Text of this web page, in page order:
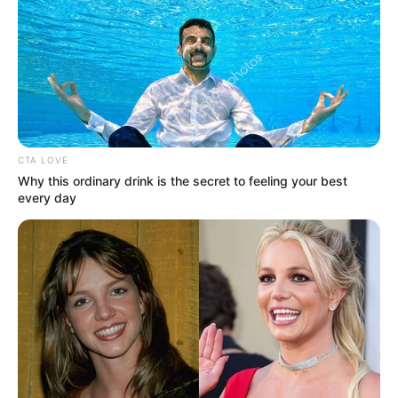
COMPARTIR
UNIRSE AL CANAL DE WHATSAPP
Luego de varios años de retraso, el Proyecto de
Protección Costera de Cartagena registra un avance del
Nacional para la Gestión del Riesgo de Desastres
(UNGRD). La información fue entregada durante una
visita técnica a la zona de intervención en Bocagrande, en
compañía del alcalde Dumek Turbay.
La Fase I del proyecto, financiada en un 62% por la
UNGRD, contemplóla construcción de espolones,
sistemas de drenaje pluvial y la recuperación de playas
El objetivo de estas obras es proteger la ciudad frente a la
erosión costera, mitigar inundaciones y recuperar espacio
público en el litoral.
CTA LOVE
Why this ordinary drink is the secret to feeling your best
every day